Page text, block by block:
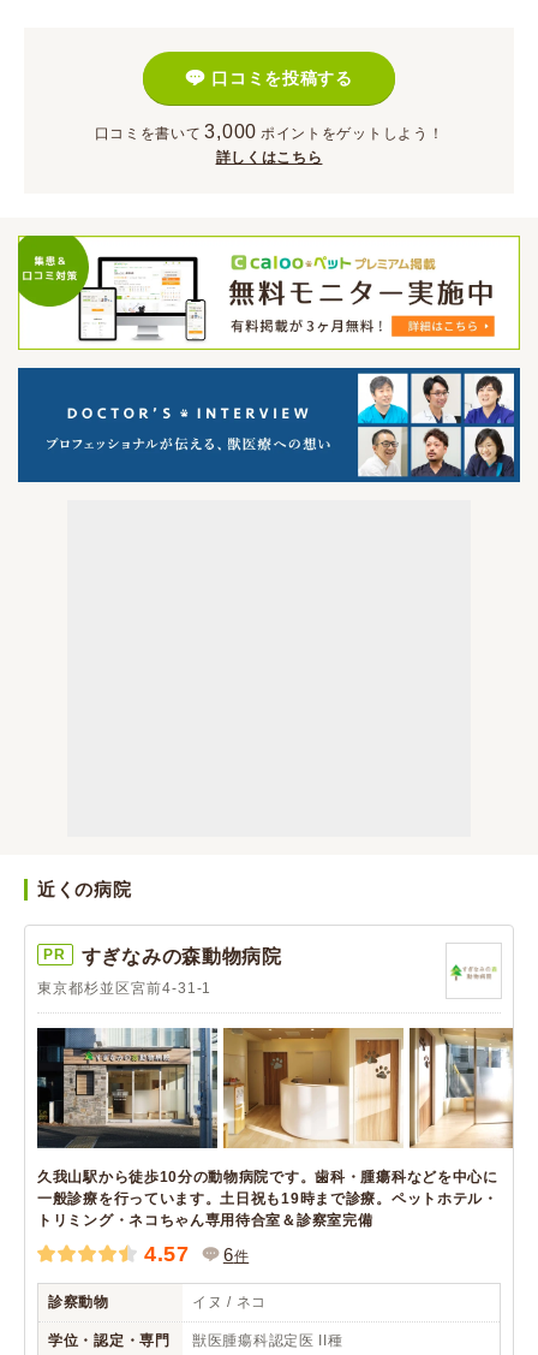
口コミを投稿する
口コミを書いて 3,000 ポイント をゲットしよう！
詳しくはこちら
近くの病院
PR すぎなみの森動物病院
東京都杉並区宮前4-31-1
久我山駅から徒歩10分の動物病院です。歯科・腫瘍科などを中心に
一般診療を行っています。土日祝も19時まで診療。ペットホテル・
トリミング・ネコちゃん専用待合室＆診察室完備
4.57 6件
診察動物 イヌ / ネコ
学位・認定・専門 獣医腫瘍科認定医 II種